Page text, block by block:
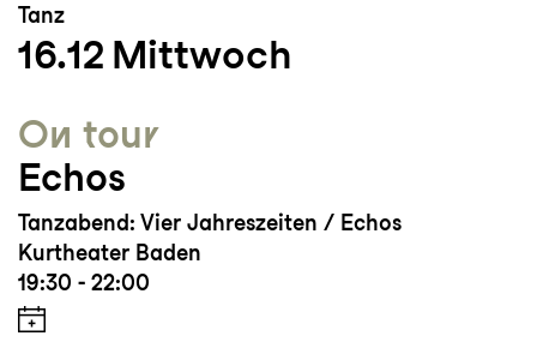
Tanz
16.12 Mittwoch
On tour
Echos
Tanzabend: Vier Jahreszeiten / Echos
Kurtheater Baden
19:30 - 22:00